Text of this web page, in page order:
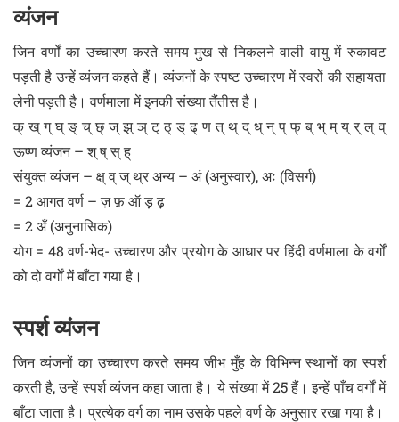
व्यंजन
जिन वर्णों का उच्चारण करते समय मुख से निकलने वाली वायु में रुकावट
पड़ती है उन्हें व्यंजन कहते हैं। व्यंजनों के स्पष्ट उच्चारण में स्वरों की सहायता
लेनी पड़ती है। वर्णमाला में इनकी संख्या तैंतीस है।
क् ख् ग् घ् ङ् च् छ् ज् झ् ञ् ट् ठ् ड् ढ् ण त् थ् द् ध् न् प् फ् ब् भ् म् य् र् ल् व्
ऊष्ण व्यंजन – श् ष् स् ह्
संयुक्त व्यंजन – क्ष् व् ज् थ्र अन्य – अं (अनुस्वार), अः (विसर्ग)
= 2 आगत वर्ण – ज़ फ़ ऑ ड़ ढ़
= 2 अँ (अनुनासिक)
योग = 48 वर्ण-भेद- उच्चारण और प्रयोग के आधार पर हिंदी वर्णमाला के वर्गों
को दो वर्गों में बाँटा गया है।
स्पर्श व्यंजन
जिन व्यंजनों का उच्चारण करते समय जीभ मुँह के विभिन्न स्थानों का स्पर्श
करती है, उन्हें स्पर्श व्यंजन कहा जाता है। ये संख्या में 25 हैं। इन्हें पाँच वर्गों में
बाँटा जाता है। प्रत्येक वर्ग का नाम उसके पहले वर्ण के अनुसार रखा गया है।